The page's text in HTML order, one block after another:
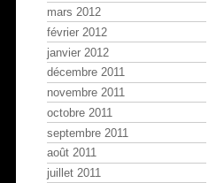
mars 2012
février 2012
janvier 2012
décembre 2011
novembre 2011
octobre 2011
septembre 2011
août 2011
juillet 2011